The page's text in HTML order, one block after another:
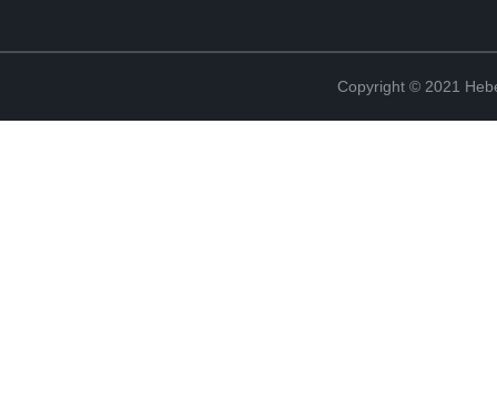
Copyright © 2021